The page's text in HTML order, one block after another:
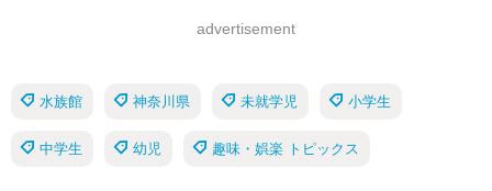
advertisement
水族館 神奈川県 未就学児 小学生
中学生 幼児 趣味・娯楽 トピックス